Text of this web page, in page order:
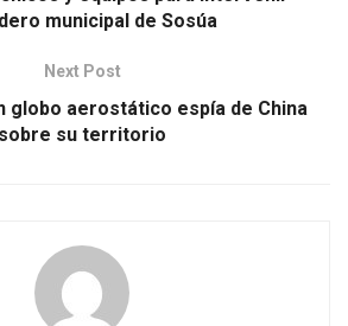
municipal de Sosúa
Next Post
globo aerostático espía de China
sobre su territorio